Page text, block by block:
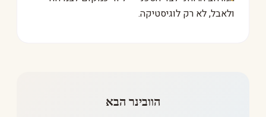
ולאבל, לא רק לוגיסטיקה.
הוובינר הבא